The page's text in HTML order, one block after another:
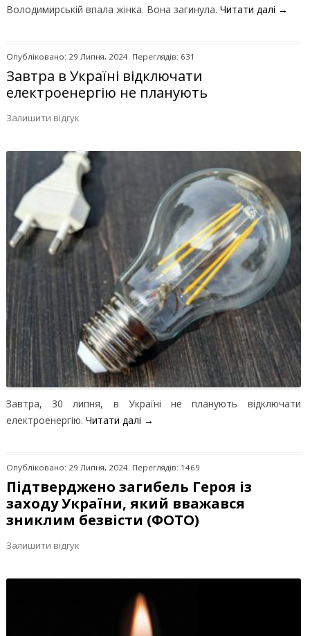
Володимирській впала жінка. Вона загинула. Читати далі →
Опубліковано: 29 Липня, 2024. Переглядів: 631
Завтра в Україні відключати
електроенергію не планують
Залишити відгук
Завтра, 30 липня, в Україні не планують відключати
електроенергію. Читати далі →
Опубліковано: 29 Липня, 2024. Переглядів: 1469
Підтверджено загибель Героя із
заходу України, який вважався
зниклим безвісти (ФОТО)
Залишити відгук